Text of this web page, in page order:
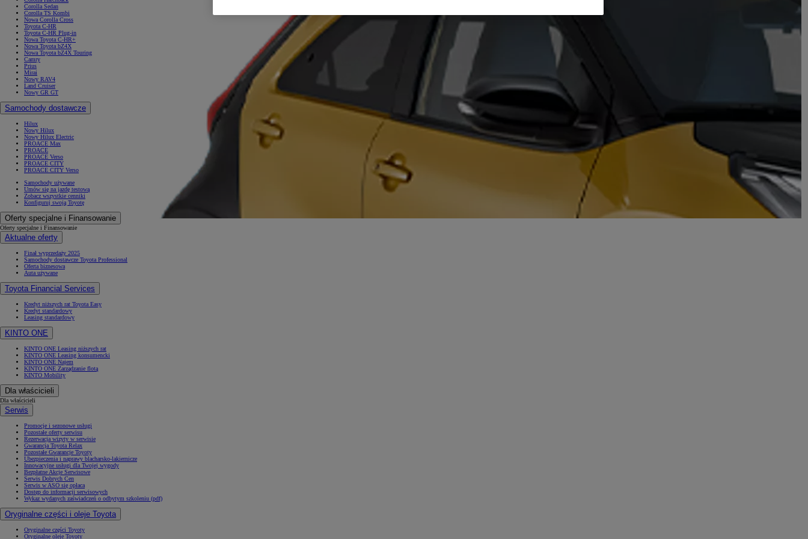
Corolla Sedan
Corolla TS Kombi
Nowa Corolla Cross
Toyota C-HR
Toyota C-HR Plug-in
Nowa Toyota C-HR+
Nowa Toyota bZ4X
Nowa Toyota bZ4X Touring
Camry
Prius
Mirai
Nowy RAV4
Land Cruiser
Nowy GR GT
Samochody dostawcze
Hilux
Nowy Hilux
Nowy Hilux Electric
PROACE Max
PROACE
PROACE Verso
PROACE CITY
PROACE CITY Verso
Samochody używane
Umów się na jazdę testową
Zobacz wszystkie cenniki
Konfiguruj swoją Toyotę
Oferty specjalne i Finansowanie
Oferty specjalne i Finansowanie
Aktualne oferty
Finał wyprzedaży 2025
Samochody dostawcze Toyota Professional
Oferta biznesowa
Auta używane
Toyota Financial Services
Kredyt niższych rat Toyota Easy
Kredyt standardowy
Leasing standardowy
KINTO ONE
KINTO ONE Leasing niższych rat
KINTO ONE Leasing konsumencki
KINTO ONE Najem
KINTO ONE Zarządzanie flotą
KINTO Mobility
Dla właścicieli
Dla właścicieli
Serwis
Promocje i sezonowe usługi
Pozostałe oferty serwisu
Rezerwacja wizyty w serwisie
Gwarancja Toyota Relax
Pozostałe Gwarancje Toyoty
Ubezpieczenia i naprawy blacharsko-lakiernicze
Innowacyjne usługi dla Twojej wygody
Bezpłatne Akcje Serwisowe
Serwis Dobrych Cen
Serwis w ASO się opłaca
Dostęp do informacji serwisowych
Wykaz wydanych zaświadczeń o odbytym szkoleniu (pdf)
Oryginalne części i oleje Toyota
Oryginalne części Toyoty
Oryginalne oleje Toyoty